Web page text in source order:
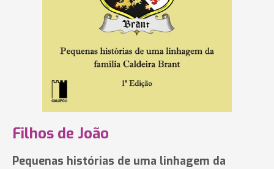
Filhos de João
Pequenas histórias de uma linhagem da